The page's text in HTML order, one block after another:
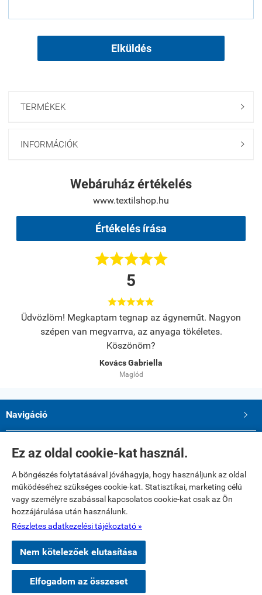
Ez az oldal cookie-kat használ.
A böngészés folytatásával jóváhagyja, hogy használjunk az oldal
működéséhez szükséges cookie-kat. Statisztikai, marketing célú
vagy személyre szabással kapcsolatos cookie-kat csak az Ön
hozzájárulása után használunk.
Részletes adatkezelési tájékoztató »
Nem kötelezőek elutasítása
Elfogadom az összeset
Elküldés
TERMÉKEK 
INFORMÁCIÓK 
Webáruház értékelés
www.textilshop.hu
Értékelés írása

5

Üdvözlöm! Megkaptam tegnap az ágyneműt. Nagyon
szépen van megvarrva, az anyaga tökéletes.
Köszönöm?
Kovács Gabriella
Maglód
Navigáció 
Saját fiók
Elérhetőségek
Paku Andrea ev.
2234 Maglód, Dózsa György utca 39
Telefon: 06 20 321 23 77
E-mail: textilshop1@gmail.com
Webáruház készítés